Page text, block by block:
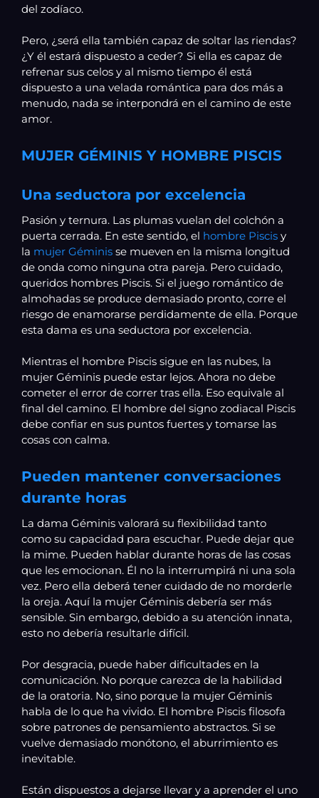
del zodíaco.
Pero, ¿será ella también capaz de soltar las riendas?
¿Y él estará dispuesto a ceder? Si ella es capaz de
refrenar sus celos y al mismo tiempo él está
dispuesto a una velada romántica para dos más a
menudo, nada se interpondrá en el camino de este
amor.
MUJER GÉMINIS Y HOMBRE PISCIS
Una seductora por excelencia
Pasión y ternura. Las plumas vuelan del colchón a
puerta cerrada. En este sentido, el hombre Piscis y
la mujer Géminis se mueven en la misma longitud
de onda como ninguna otra pareja. Pero cuidado,
queridos hombres Piscis. Si el juego romántico de
almohadas se produce demasiado pronto, corre el
riesgo de enamorarse perdidamente de ella. Porque
esta dama es una seductora por excelencia.
Mientras el hombre Piscis sigue en las nubes, la
mujer Géminis puede estar lejos. Ahora no debe
cometer el error de correr tras ella. Eso equivale al
final del camino. El hombre del signo zodiacal Piscis
debe confiar en sus puntos fuertes y tomarse las
cosas con calma.
Pueden mantener conversaciones
durante horas
La dama Géminis valorará su flexibilidad tanto
como su capacidad para escuchar. Puede dejar que
la mime. Pueden hablar durante horas de las cosas
que les emocionan. Él no la interrumpirá ni una sola
vez. Pero ella deberá tener cuidado de no morderle
la oreja. Aquí la mujer Géminis debería ser más
sensible. Sin embargo, debido a su atención innata,
esto no debería resultarle difícil.
Por desgracia, puede haber dificultades en la
comunicación. No porque carezca de la habilidad
de la oratoria. No, sino porque la mujer Géminis
habla de lo que ha vivido. El hombre Piscis filosofa
sobre patrones de pensamiento abstractos. Si se
vuelve demasiado monótono, el aburrimiento es
inevitable.
Están dispuestos a dejarse llevar y a aprender el uno